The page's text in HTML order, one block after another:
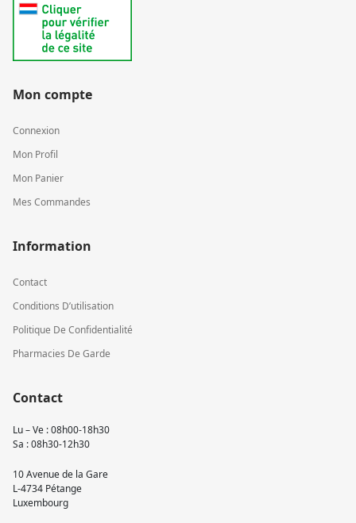
Mon compte
Connexion
Mon Profil
Mon Panier
Mes Commandes
Information
Contact
Conditions D’utilisation
Politique De Confidentialité
Pharmacies De Garde
Contact
Lu – Ve : 08h00-18h30
Sa : 08h30-12h30
10 Avenue de la Gare
L-4734 Pétange
Luxembourg